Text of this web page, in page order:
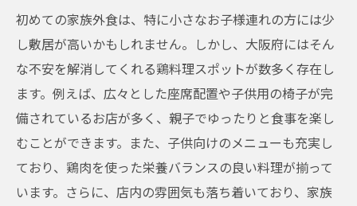
初めての家族外食は、特に小さなお子様連れの方には少
し敷居が高いかもしれません。しかし、大阪府にはそん
な不安を解消してくれる鶏料理スポットが数多く存在し
ます。例えば、広々とした座席配置や子供用の椅子が完
備されているお店が多く、親子でゆったりと食事を楽し
むことができます。また、子供向けのメニューも充実し
ており、鶏肉を使った栄養バランスの良い料理が揃って
います。さらに、店内の雰囲気も落ち着いており、家族